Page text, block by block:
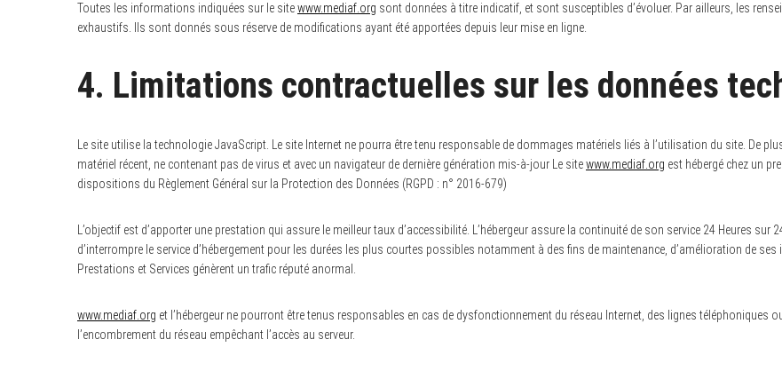
Toutes les informations indiquées sur le sitewww.mediaf.org sont données à titre indicatif, et sont susceptibles d’évoluer. Par ailleurs, les
exhaustifs. Ils sont donnés sous réserve de modifications ayant été apportées depuis leur mise en ligne.
4. Limitations contractuelles sur les données
Le site utilise la technologie JavaScript. Le site Internet ne pourra être tenu responsable de dommages matériels liés à l’utilisation du site. De
matériel récent, ne contenant pas de virus et avec un navigateur de dernière génération mis-à-jour Le sitewww.mediaf.org est hébergé chez un
dispositions du Règlement Général sur la Protection des Données (RGPD : n° 2016-679)
L’objectif est d’apporter une prestation qui assure le meilleur taux d’accessibilité. L’hébergeur assure la continuité de son service 24 Heures
d’interrompre le service d’hébergement pour les durées les plus courtes possibles notamment à des fins de maintenance, d’amélioration de
Prestations et Services génèrent un trafic réputé anormal.
www.mediaf.org et l’hébergeur ne pourront être tenus responsables en cas de dysfonctionnement du réseau Internet, des lignes téléphoniques
l’encombrement du réseau empêchant l’accès au serveur.
a
r
o
r